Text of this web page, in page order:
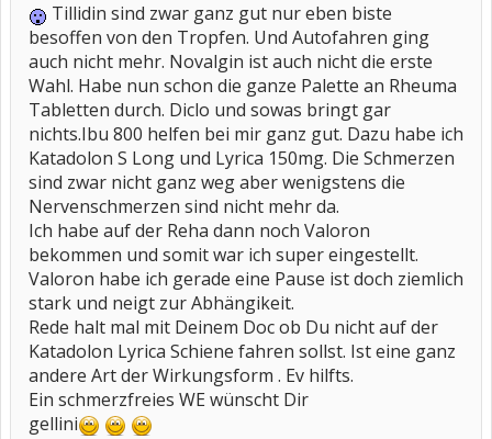
Tillidin sind zwar ganz gut nur eben biste
besoffen von den Tropfen. Und Autofahren ging
auch nicht mehr. Novalgin ist auch nicht die erste
Wahl. Habe nun schon die ganze Palette an Rheuma
Tabletten durch. Diclo und sowas bringt gar
nichts.Ibu 800 helfen bei mir ganz gut. Dazu habe ich
Katadolon S Long und Lyrica 150mg. Die Schmerzen
sind zwar nicht ganz weg aber wenigstens die
Nervenschmerzen sind nicht mehr da.
Ich habe auf der Reha dann noch Valoron
bekommen und somit war ich super eingestellt.
Valoron habe ich gerade eine Pause ist doch ziemlich
stark und neigt zur Abhängikeit.
Rede halt mal mit Deinem Doc ob Du nicht auf der
Katadolon Lyrica Schiene fahren sollst. Ist eine ganz
andere Art der Wirkungsform . Ev hilfts.
Ein schmerzfreies WE wünscht Dir
gellini